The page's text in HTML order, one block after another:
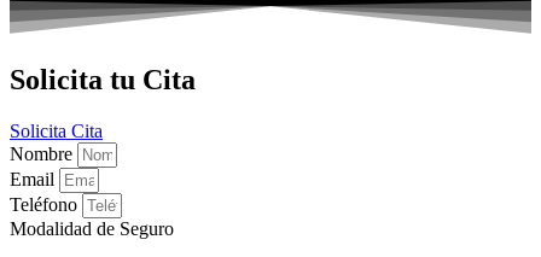
Solicita tu Cita
Solicita Cita
Nombre
Email
Teléfono
Modalidad de Seguro